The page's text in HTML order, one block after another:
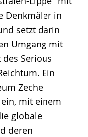
Denkmäler in
setzt darin
Umgang mit
Serious
Ein
Zeche
mit einem
globale
deren